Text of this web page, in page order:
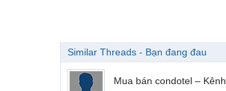
Similar Threads - Bạn đang đau
Mua bán condotel –